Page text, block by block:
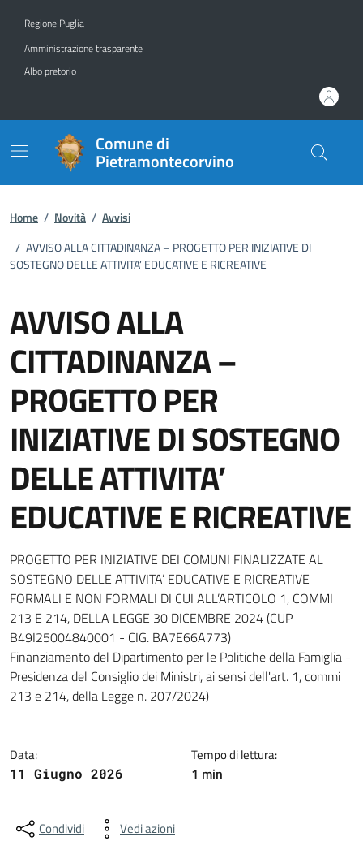
Regione Puglia
Amministrazione trasparente
Albo pretorio
Comune di
Pietramontecorvino
Home / Novità / Avvisi
/ AVVISO ALLA CITTADINANZA – PROGETTO PER INIZIATIVE DI
SOSTEGNO DELLE ATTIVITA’ EDUCATIVE E RICREATIVE
AVVISO ALLA
CITTADINANZA –
PROGETTO PER
INIZIATIVE DI SOSTEGNO
DELLE ATTIVITA’
EDUCATIVE E RICREATIVE
Dettagli della notizia
PROGETTO PER INIZIATIVE DEI COMUNI FINALIZZATE AL
SOSTEGNO DELLE ATTIVITA’ EDUCATIVE E RICREATIVE
FORMALI E NON FORMALI DI CUI ALL’ARTICOLO 1, COMMI
213 E 214, DELLA LEGGE 30 DICEMBRE 2024 (CUP
B49I25004840001 - CIG. BA7E66A773)
Finanziamento del Dipartimento per le Politiche della Famiglia -
Presidenza del Consiglio dei Ministri, ai sensi dell'art. 1, commi
213 e 214, della Legge n. 207/2024)
Data:
11 Giugno 2026
Tempo di lettura:
1 min
Condividi Vedi azioni